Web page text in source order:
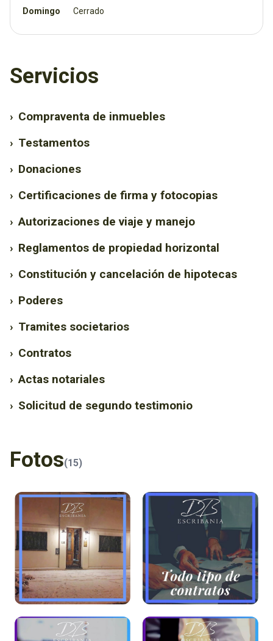
Domingo
Cerrado
Servicios
› Compraventa de inmuebles
› Testamentos
› Donaciones
› Certificaciones de firma y fotocopias
› Autorizaciones de viaje y manejo
› Reglamentos de propiedad horizontal
› Constitución y cancelación de hipotecas
› Poderes
› Tramites societarios
› Contratos
› Actas notariales
› Solicitud de segundo testimonio
Fotos(15)